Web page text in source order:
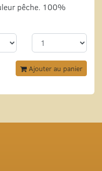
pêche. 100%
Ajouter au panier